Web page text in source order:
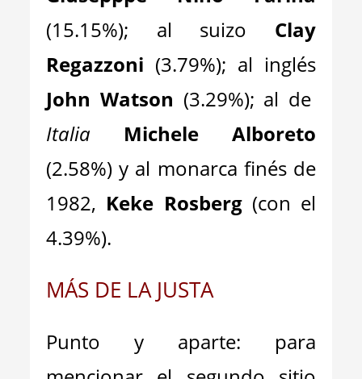
(15.15%); al suizo Clay
Regazzoni (3.79%); al inglés
John Watson (3.29%); al de
Italia
Michele Alboreto
(2.58%) y al monarca finés de
1982, Keke Rosberg(con el
4.39%).
MÁS DE LA JUSTA
Punto y aparte: para